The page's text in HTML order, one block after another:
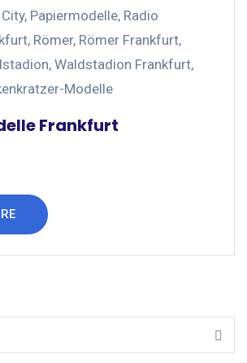
, Papiermodelle, Radio
, Römer, Römer Frankfurt,
, Waldstadion Frankfurt,
Modelle
Frankfurt